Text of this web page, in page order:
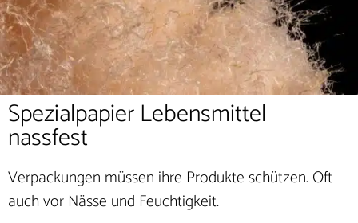
Spezialpapier Lebensmittel
nassfest
Verpackungen müssen ihre Produkte schützen. Oft
auch vor Nässe und Feuchtigkeit.